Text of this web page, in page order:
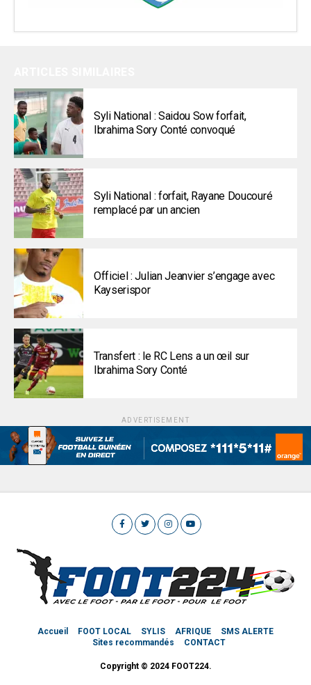
Syli National : Saidou Sow forfait,
Ibrahima Sory Conté convoqué
Syli National : forfait, Rayane Doucouré
remplacé par un ancien
Officiel : Julian Jeanvier s’engage avec
Kayserispor
Transfert : le RC Lens a un œil sur
Ibrahima Sory Conté
ADVERTISEMENT
Accueil FOOT LOCAL SYLIS AFRIQUE
SMS ALERTE
Sites recommandés
CONTACT
Copyright © 2024 FOOT224.